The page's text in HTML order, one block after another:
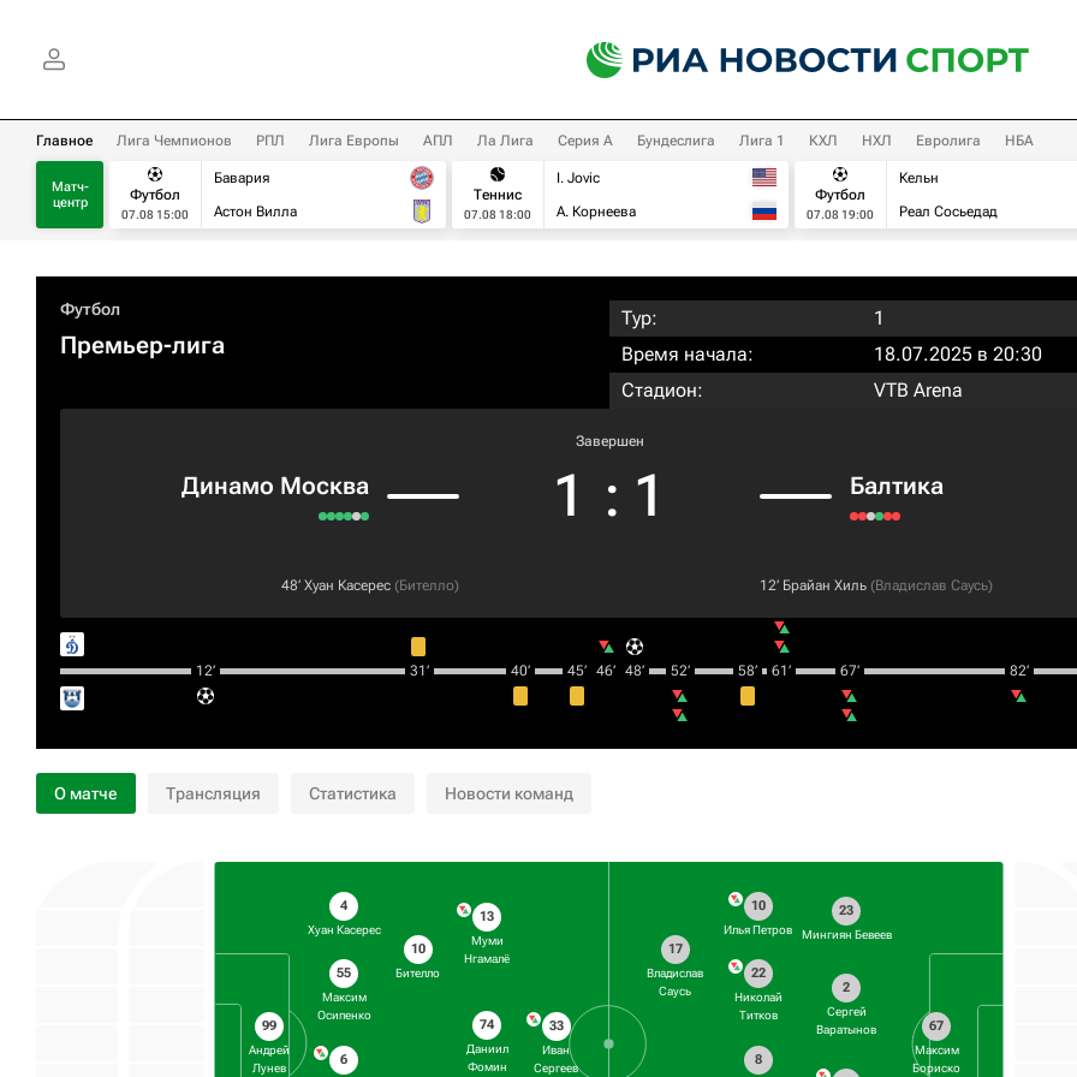
Главное Лига Чемпионов РПЛ Лига Европы АПЛ Ла Лига Серия А Бундеслига Лига 1 КХЛ НХЛ Евролига НБА
Матч-
центр
Футбол
07.08 15:00
Бавария
Астон Вилла
Теннис
07.08 18:00
I. Jovic
А. Корнеева
Футбол
07.08 19:00
Кельн
Реал Сосьедад
Футбол
Премьер-лига
Тур:
1
Время начала:
18.07.2025 в 20:30
Стадион:
VTB Arena
Динамо Москва
Завершен
1 : 1 Балтика
48‎’‎ Хуан Касерес (Бителло) 12‎’‎ Брайан Хиль (Владислав Саусь)
12‎’‎ 31‎’‎ 40‎’‎ 45‎’‎ 46‎’‎ 48‎’‎ 52‎’‎ 58‎’‎ 61‎’‎ 67‎’‎ 82‎’‎
О матче Трансляция Статистика Новости команд
99
Андрей
Лунев
4
Хуан Касерес
55
Максим
Осипенко
6
10
Бителло
13
Муми
Нгамалё
74
Даниил
Фомин
33
Иван
Сергеев
67
Максим
Бориско
23
Мингиян Бевеев
2
Сергей
Варатынов
10
Илья Петров
22
Николай
Титков
8
17
Владислав
Саусь